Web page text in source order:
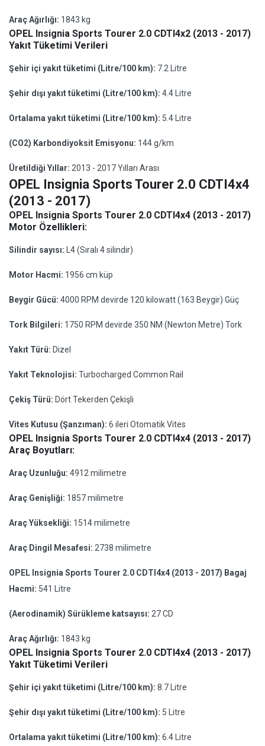
Araç Ağırlığı: 1843 kg
OPEL Insignia Sports Tourer 2.0 CDTI4x2 (2013 - 2017)
Yakıt Tüketimi Verileri
Şehir içi yakıt tüketimi (Litre/100 km): 7.2 Litre
Şehir dışı yakıt tüketimi (Litre/100 km): 4.4 Litre
Ortalama yakıt tüketimi (Litre/100 km): 5.4 Litre
(CO2) Karbondiyoksit Emisyonu: 144 g/km
Üretildiği Yıllar: 2013 - 2017 Yılları Arası
OPEL Insignia Sports Tourer 2.0 CDTI4x4
(2013 - 2017)
OPEL Insignia Sports Tourer 2.0 CDTI4x4 (2013 - 2017)
Motor Özellikleri:
Silindir sayısı: L4 (Sıralı 4 silindir)
Motor Hacmi: 1956 cm küp
Beygir Gücü: 4000 RPM devirde 120 kilowatt (163 Beygir) Güç
Tork Bilgileri: 1750 RPM devirde 350 NM (Newton Metre) Tork
Yakıt Türü: Dizel
Yakıt Teknolojisi: Turbocharged Common Rail
Çekiş Türü: Dört Tekerden Çekişli
Vites Kutusu (Şanzıman): 6 ileri Otomatik Vites
OPEL Insignia Sports Tourer 2.0 CDTI4x4 (2013 - 2017)
Araç Boyutları:
Araç Uzunluğu: 4912 milimetre
Araç Genişliği: 1857 milimetre
Araç Yüksekliği: 1514 milimetre
Araç Dingil Mesafesi: 2738 milimetre
OPEL Insignia Sports Tourer 2.0 CDTI4x4 (2013 - 2017) Bagaj
Hacmi: 541 Litre
(Aerodinamik) Sürükleme katsayısı: 27 CD
Araç Ağırlığı: 1843 kg
OPEL Insignia Sports Tourer 2.0 CDTI4x4 (2013 - 2017)
Yakıt Tüketimi Verileri
Şehir içi yakıt tüketimi (Litre/100 km): 8.7 Litre
Şehir dışı yakıt tüketimi (Litre/100 km): 5 Litre
Ortalama yakıt tüketimi (Litre/100 km): 6.4 Litre